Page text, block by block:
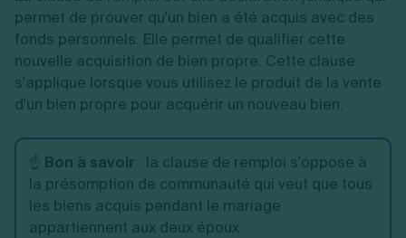
permet de prouver qu'un bien a été acquis avec des
fonds personnels. Elle permet de qualifier cette
nouvelle acquisition de bien propre. Cette clause
s'applique lorsque vous utilisez le produit de la vente
d'un bien propre pour acquérir un nouveau bien.
☝️ Bon à savoir : la clause de remploi s'oppose à
la présomption de communauté qui veut que tous
les biens acquis pendant le mariage
appartiennent aux deux époux.